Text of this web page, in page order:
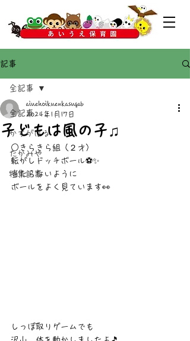
記事
全記事
かすがばる
たかみや
特集記事
全記事
子どもは風の子♫
aiuehoikuenkasugab
2024年1月17日
○きらきら組（２才）
転がしドッチボール⚽️✨
当たらないように
ボールをよく見ています👀
しっぽ取りゲームでも